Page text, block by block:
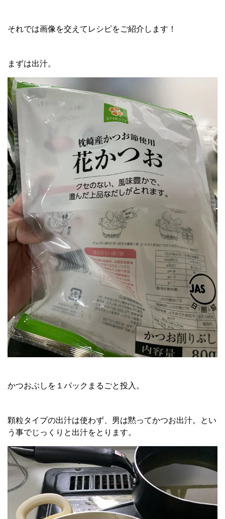
それでは画像を交えてレシピをご紹介します！
まずは出汁。
かつおぶしを１パックまるごと投入。
顆粒タイプの出汁は使わず、男は黙ってかつお出汁。とい
う事でじっくりと出汁をとります。